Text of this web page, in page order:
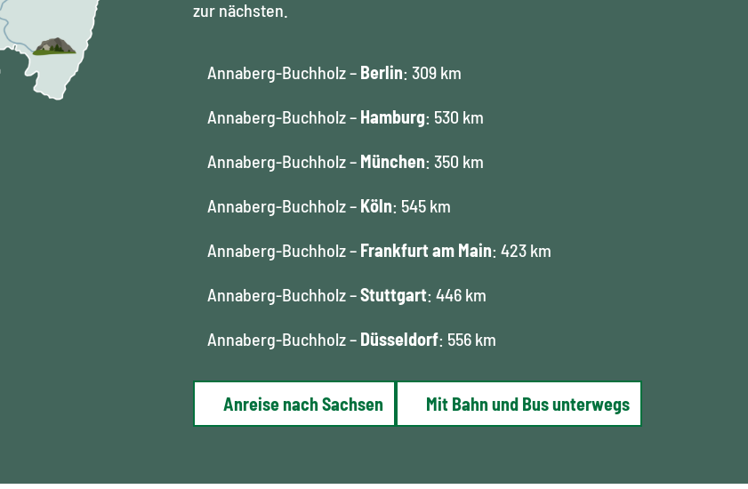
zur nächsten.
Annaberg-Buchholz – Berlin: 309 km
Annaberg-Buchholz – Hamburg: 530 km
Annaberg-Buchholz – München: 350 km
Annaberg-Buchholz – Köln: 545 km
Annaberg-Buchholz – Frankfurt am Main: 423 km
Annaberg-Buchholz –Stuttgart: 446 km
Annaberg-Buchholz – Düsseldorf: 556 km
Anreise nach Sachsen Mit Bahn und Bus unterwegs